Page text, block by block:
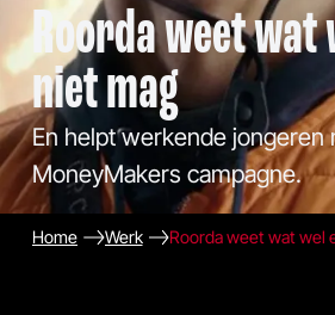
Roorda weet wat
niet mag
En helpt werkende jongeren
MoneyMakers campagne.
Home Werk Roorda weet wat wel